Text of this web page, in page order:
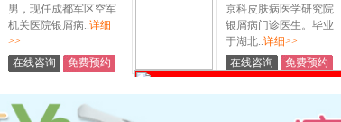
男，现任成都军区空军
机关医院银屑病..详细
>>
在线咨询
免费预约
京科皮肤病医学研究院
银屑病门诊医生。毕业
于湖北..详细>>
在线咨询
免费预约